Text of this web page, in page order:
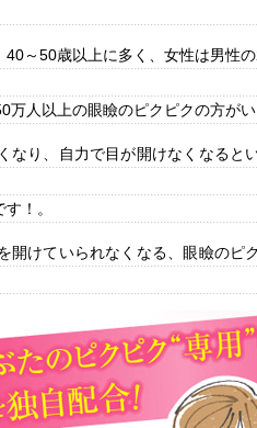
～50歳以上に多く、女性は男性
人以上の眼瞼のピクピクの方がい
り、自力で目が開けなくなると
す！。
開けていられなくなる、眼瞼のピ